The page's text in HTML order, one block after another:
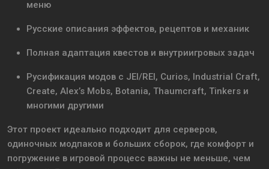
меню
Русские описания эффектов, рецептов и механик
Полная адаптация квестов и внутриигровых задач
Русификация модов с JEI/REI, Curios, Industrial Craft,
Create, Alex’s Mobs, Botania, Thaumcraft, Tinkers и
многими другими
Этот проект идеально подходит для серверов,
одиночных модпаков и больших сборок, где комфорт и
погружение в игровой процесс важны не меньше, чем